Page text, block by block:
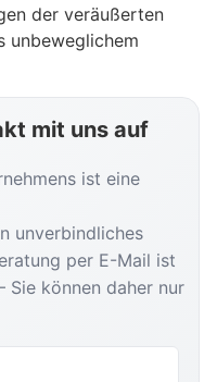
der veräußerten
unbeweglichem
mit uns auf
ist eine
unverbindliches
per E-Mail ist
Sie können daher nur